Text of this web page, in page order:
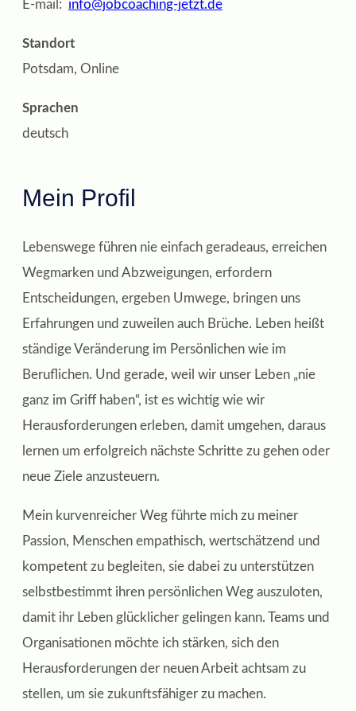
E-mail: info@jobcoaching-jetzt.de
Standort
Potsdam, Online
Sprachen
deutsch
Mein Profil
Lebenswege führen nie einfach geradeaus, erreichen
Wegmarken und Abzweigungen, erfordern
Entscheidungen, ergeben Umwege, bringen uns
Erfahrungen und zuweilen auch Brüche. Leben heißt
ständige Veränderung im Persönlichen wie im
Beruflichen. Und gerade, weil wir unser Leben „nie
ganz im Griff haben“, ist es wichtig wie wir
Herausforderungen erleben, damit umgehen, daraus
lernen um erfolgreich nächste Schritte zu gehen oder
neue Ziele anzusteuern.
Mein kurvenreicher Weg führte mich zu meiner
Passion, Menschen empathisch, wertschätzend und
kompetent zu begleiten, sie dabei zu unterstützen
selbstbestimmt ihren persönlichen Weg auszuloten,
damit ihr Leben glücklicher gelingen kann. Teams und
Organisationen möchte ich stärken, sich den
Herausforderungen der neuen Arbeit achtsam zu
stellen, um sie zukunftsfähiger zu machen.